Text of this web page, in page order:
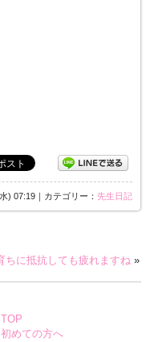
) 07:19｜カテゴリー： 先生日記
ちに抵抗しても疲れますね »
TOP
初めての方へ